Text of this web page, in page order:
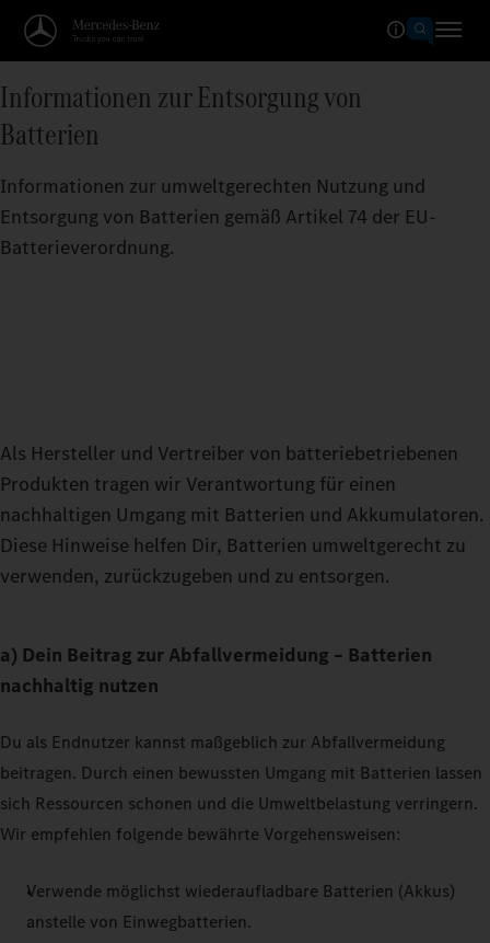
Informationen zur Entsorgung von
Batterien
Informationen zur umweltgerechten Nutzung und
Entsorgung von Batterien gemäß Artikel 74 der EU-
Batterieverordnung.
Als Hersteller und Vertreiber von batteriebetriebenen
Produkten tragen wir Verantwortung für einen
nachhaltigen Umgang mit Batterien und Akkumulatoren.
Diese Hinweise helfen Dir, Batterien umweltgerecht zu
verwenden, zurückzugeben und zu entsorgen.
a) Dein Beitrag zur Abfallvermeidung – Batterien
nachhaltig nutzen
Du als Endnutzer kannst maßgeblich zur Abfallvermeidung
beitragen. Durch einen bewussten Umgang mit Batterien lassen
sich Ressourcen schonen und die Umweltbelastung verringern.
Wir empfehlen folgende bewährte Vorgehensweisen:
Verwende möglichst wiederaufladbare Batterien (Akkus)
anstelle von Einwegbatterien.